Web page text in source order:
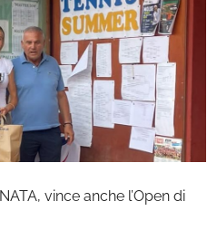
vince anche l’Open di